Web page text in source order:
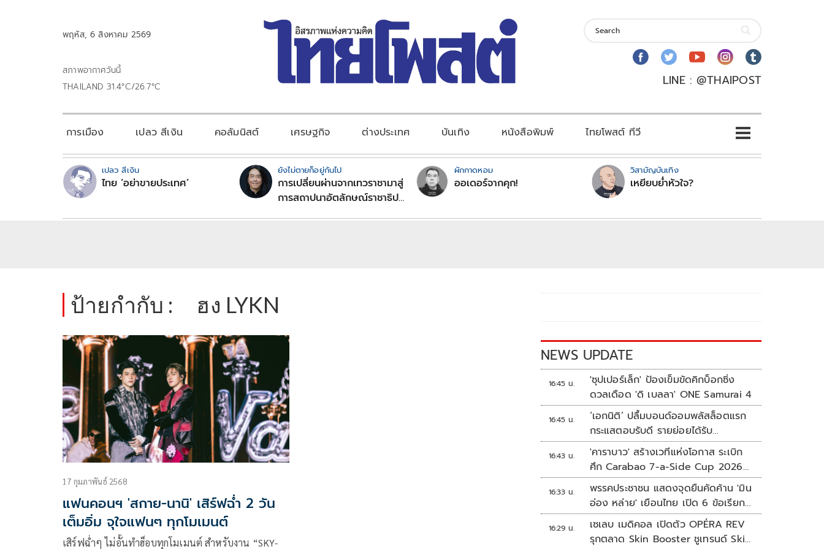
พฤหัส, 6 สิงหาคม 2569
สภาพอากาศวันนี้
THAILAND 31.4°C/26.7°C
LINE : @THAIPOST
การเมือง เปลว สีเงิน คอลัมนิสต์ เศรษฐกิจ ต่างประเทศ บันเทิง หนังสือพิมพ์ ไทยโพสต์ ทีวี
เปลว สีเงิน
ไทย ‘อย่าขายประเทศ’
ยังไม่ตายก็อยู่กันไป
การเปลี่ยนผ่านจากเทวราชามาสู่
การสถาปนาอัตลักษณ์ราชาธิป
ผักกาดหอม
ออเดอร์จากคุก!
วิสามัญบันเทิง
เหยียบย่ำหัวใจ?
ป้ายกำกับ : ฮง LYKN
17 กุมภาพันธ์ 2568
แฟนคอนฯ 'สกาย-นานิ' เสิร์ฟฉ่ำ 2 วัน
เต็มอิ่ม จุใจแฟนๆ ทุกโมเมนต์
เสิร์ฟฉ่ำๆ ไม่อั้นทำฮ็อบทุกโมเมนต์ สำหรับงาน “SKY-
NEWS UPDATE
16:45 น.
'ซุปเปอร์เล็ก' ป้องเข็มขัดคิกบ็อกซิ่ง
ดวลเดือด 'ดิ เบลลา' ONE Samurai 4
16:45 น.
‘เอกนิติ’ ปลื้มบอนด์ออมพลัสล็อตแรก
กระแสตอบรับดี รายย่อยได้รับ
จัดสรร2.2หมื่นคน เปิดจองรอบใหม่
ก.ย.นี้
16:43 น.
'คาราบาว' สร้างเวทีแห่งโอกาส ระเบิก
ศึก Carabao 7-a-Side Cup 2026
หาแชมป์ดูบอลที่เวมบลีย์
16:33 น.
พรรคประชาชน แสดงจุดยืนคัดค้าน 'มิน
อ่อง หล่าย' เยือนไทย เปิด 6 ข้อเรียก
ร้องรัฐสภา-รัฐบาล
16:29 น.
เซเลบ เมดิคอล เปิดตัว OPÉRA REV
รุกตลาด Skin Booster ชูเทรนด์ Skin